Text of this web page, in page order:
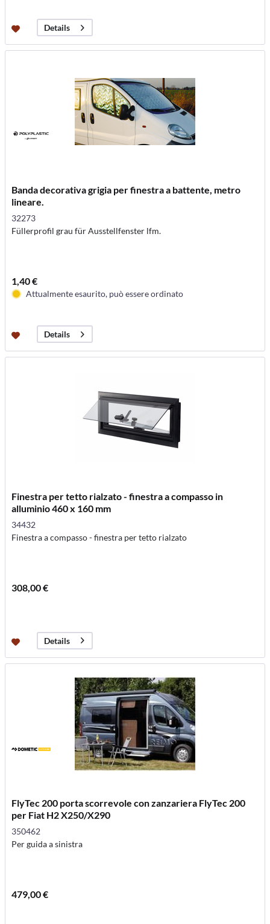
Details
Banda decorativa grigia per finestra a battente, metro
lineare.
32273
Füllerprofil grau für Ausstellfenster lfm.
1,40 €
Attualmente esaurito, può essere ordinato
Details
Finestra per tetto rialzato - finestra a compasso in
alluminio 460 x 160 mm
34432
Finestra a compasso - finestra per tetto rialzato
308,00 €
Details
FlyTec 200 porta scorrevole con zanzariera FlyTec 200
per Fiat H2 X250/X290
350462
Per guida a sinistra
479,00 €